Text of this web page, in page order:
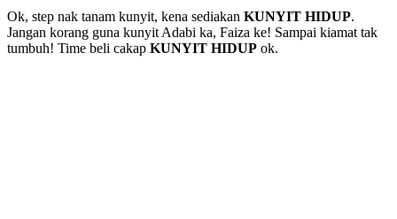
Ok, step nak tanam kunyit, kena sediakan KUNYIT HIDUP.
Jangan korang guna kunyit Adabi ka, Faiza ke! Sampai kiamat tak
tumbuh! Time beli cakap KUNYIT HIDUP ok.